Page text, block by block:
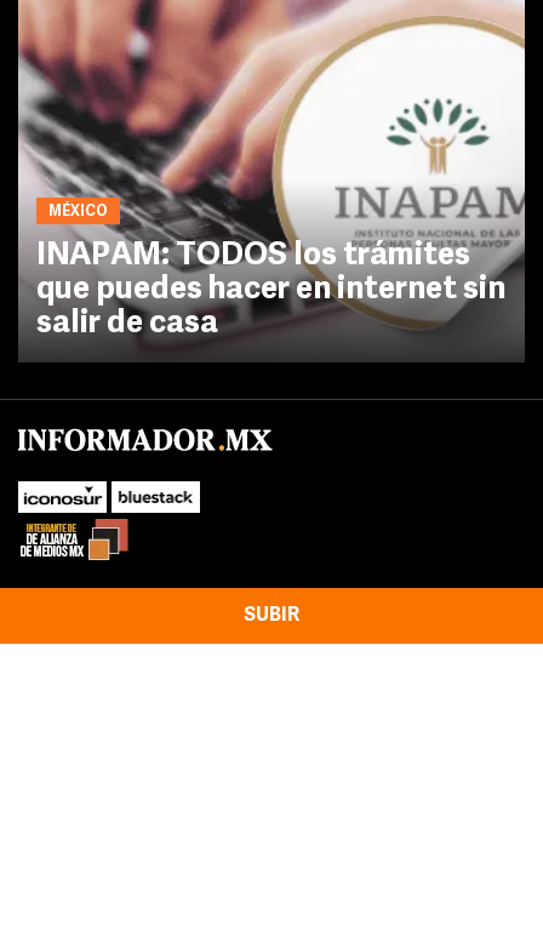
MÉXICO
INAPAM: TODOS los trámites
que puedes hacer en internet sin
salir de casa
SUBIR